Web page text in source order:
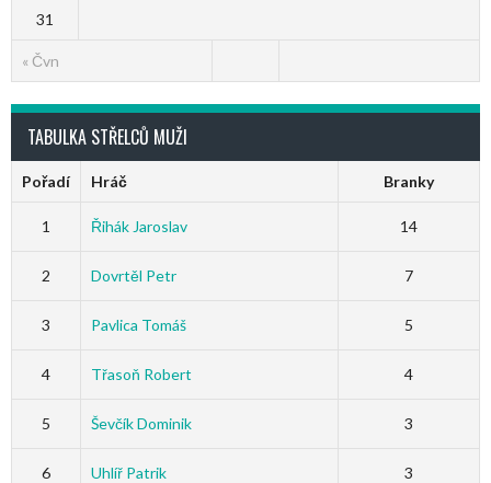
« Čvn
31
TABULKA STŘELCŮ MUŽI
Pořadí Hráč Branky
1 Řihák Jaroslav 14
2 Dovrtěl Petr 7
3 Pavlica Tomáš 5
4 Třasoň Robert 4
5 Ševčík Dominik 3
6 Uhlíř Patrik 3